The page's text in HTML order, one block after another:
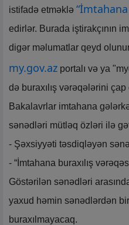
istifadə etməklə “İmtahana
edirlər. Burada iştirakçının
digər məlumatlar qeyd
my.gov.az portalı və ya
də buraxılış vərəqələrini
Bakalavrlar imtahana
sənədləri mütləq özləri ilə
- Şəxsiyyəti təsdiqləyən
- “İmtahana buraxılış
Göstərilən sənədləri
yaxud həmin sənədlərdən
buraxılmayacaq.